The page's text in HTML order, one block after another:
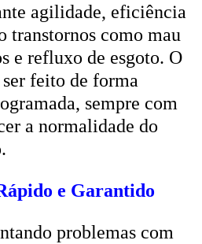
agilidade, eficiência
transtornos como mau
e refluxo de esgoto. O
feito de forma
sempre com
a normalidade do
e Garantido
problemas com